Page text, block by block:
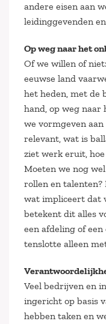
andere eisen aan
leidinggevenden
Op weg naar het
Of we willen of
eeuwse land
het heden, met de
hand, op weg naar
we vormgeven
relevant, wat is
ziet werk eruit,
Moeten we nog
rollen en talenten?
wat impliceert dat
betekent dit alles
een afdeling of
tenslotte alleen
Veel bedrijven en
ingericht op basis
hebben taken en